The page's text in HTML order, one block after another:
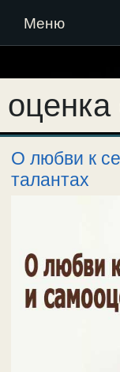
Меню
к
содержимому
оценка
О любви к
талантах